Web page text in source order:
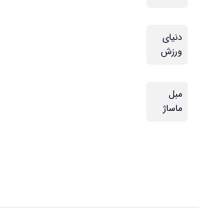
دنیای
ورزش
مبل
ماساژ